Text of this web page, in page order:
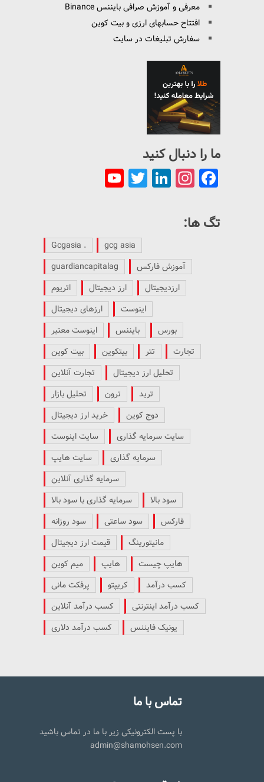
معرفی و آموزش صرافی بایننس Binance
افتتاح حسابهای ارزی و بیت کوین
سفارش تبلیغات در سایت
ما را دنبال کنید
Facebook
Instagram
LinkedIn
Twitter
YouTube
Channel
تگ ها:
. Gcgasia
gcg asia
guardiancapitalag
آموزش فارکس
اتریوم
ارز دیجیتال
ارزدیجیتال
ارزهای دیجیتال
اینوست
اینوست معتبر
بایننس
بورس
بیت کوین
بیتکوین تتر
تجارت
تجارت آنلاین
تحلیل ارز دیجیتال
تحلیل بازار
ترون
ترید
خرید ارز دیجیتال
دوج کوین
سایت اینوست
سایت سرمایه گذاری
سایت هایپ
سرمایه گذاری
سرمایه گذاری آنلاین
سرمایه گذاری با سود بالا
سود بالا
سود روزانه
سود ساعتی
فارکس
قیمت ارز دیجیتال
مانیتورینگ
میم کوین
هایپ
هایپ چیست
پرفکت مانی
کریپتو
کسب درآمد
کسب درآمد آنلاین
کسب درآمد اینترنتی
کسب درآمد دلاری
یونیک فایننس
تماس با ما
با پست الکترونیکی زیر با ما در تماس باشید
admin@shamohsen.com